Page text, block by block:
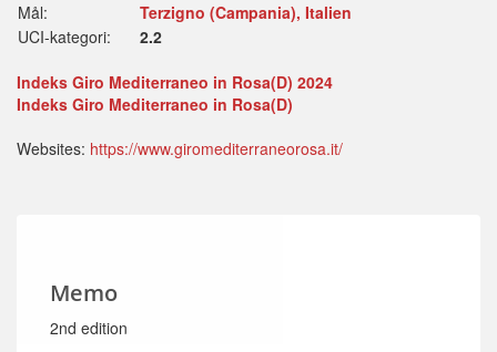
Mål:
Terzigno (Campania), Italien
UCI-kategori:
2.2
Indeks Giro Mediterraneo in Rosa(D) 2024
Indeks Giro Mediterraneo in Rosa(D)
Websites: https://www.giromediterraneorosa.it/
Memo
2nd edition